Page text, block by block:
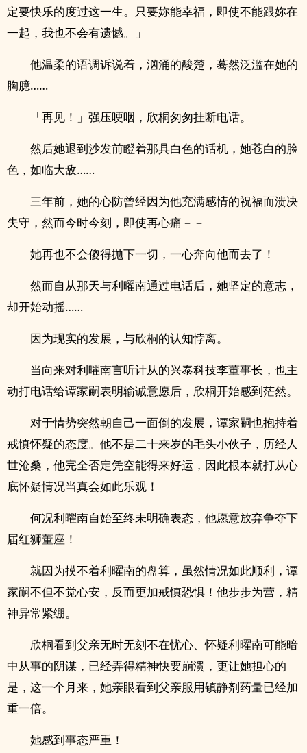
定要快乐的度过这一生。只要妳能幸福，即使不能跟妳在
一起，我也不会有遗憾。」
他温柔的语调诉说着，汹涌的酸楚，蓦然泛滥在她的
胸臆……
「再见！」强压哽咽，欣桐匆匆挂断电话。
然后她退到沙发前瞪着那具白色的话机，她苍白的脸
色，如临大敌……
三年前，她的心防曾经因为他充满感情的祝福而溃决
失守，然而今时今刻，即使再心痛－－
她再也不会傻得抛下一切，一心奔向他而去了！
然而自从那天与利曜南通过电话后，她坚定的意志，
却开始动摇……
因为现实的发展，与欣桐的认知悖离。
当向来对利曜南言听计从的兴泰科技李董事长，也主
动打电话给谭家嗣表明输诚意愿后，欣桐开始感到茫然。
对于情势突然朝自己一面倒的发展，谭家嗣也抱持着
戒慎怀疑的态度。他不是二十来岁的毛头小伙子，历经人
世沧桑，他完全否定凭空能得来好运，因此根本就打从心
底怀疑情况当真会如此乐观！
何况利曜南自始至终未明确表态，他愿意放弃争夺下
届红狮董座！
就因为摸不着利曜南的盘算，虽然情况如此顺利，谭
家嗣不但不觉心安，反而更加戒慎恐惧！他步步为营，精
神异常紧绷。
欣桐看到父亲无时无刻不在忧心、怀疑利曜南可能暗
中从事的阴谋，已经弄得精神快要崩溃，更让她担心的
是，这一个月来，她亲眼看到父亲服用镇静剂药量已经加
重一倍。
她感到事态严重！